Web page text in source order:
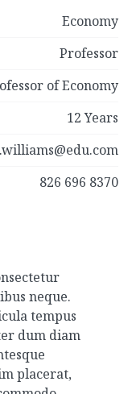
Economy
Professor
of Economy
12 Years
826 696 8370
neque.
tempus
dum diam
placerat,